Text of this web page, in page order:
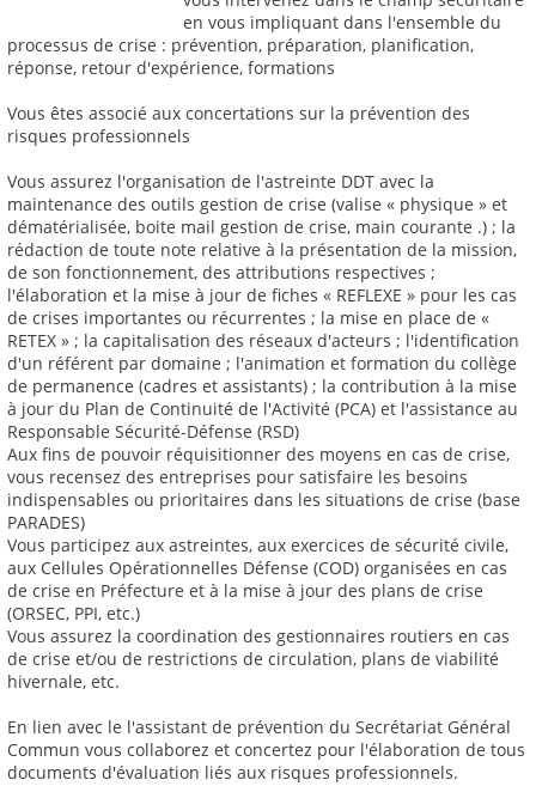
en vous impliquant dans l'ensemble du
processus de crise : prévention, préparation, planification,
réponse, retour d'expérience, formations
Vous êtes associé aux concertations sur la prévention des
risques professionnels
Vous assurez l'organisation de l'astreinte DDT avec la
maintenance des outils gestion de crise (valise « physique » et
dématérialisée, boite mail gestion de crise, main courante .) ; la
rédaction de toute note relative à la présentation de la mission,
de son fonctionnement, des attributions respectives ;
l'élaboration et la mise à jour de fiches « REFLEXE » pour les cas
de crises importantes ou récurrentes ; la mise en place de «
RETEX » ; la capitalisation des réseaux d'acteurs ; l'identification
d'un référent par domaine ; l'animation et formation du collège
de permanence (cadres et assistants) ; la contribution à la mise
à jour du Plan de Continuité de l'Activité (PCA) et l'assistance au
Responsable Sécurité-Défense (RSD)
Aux fins de pouvoir réquisitionner des moyens en cas de crise,
vous recensez des entreprises pour satisfaire les besoins
indispensables ou prioritaires dans les situations de crise (base
PARADES)
Vous participez aux astreintes, aux exercices de sécurité civile,
aux Cellules Opérationnelles Défense (COD) organisées en cas
de crise en Préfecture et à la mise à jour des plans de crise
(ORSEC, PPI, etc.)
Vous assurez la coordination des gestionnaires routiers en cas
de crise et/ou de restrictions de circulation, plans de viabilité
hivernale, etc.
En lien avec le l'assistant de prévention du Secrétariat Général
Commun vous collaborez et concertez pour l'élaboration de tous
documents d'évaluation liés aux risques professionnels.